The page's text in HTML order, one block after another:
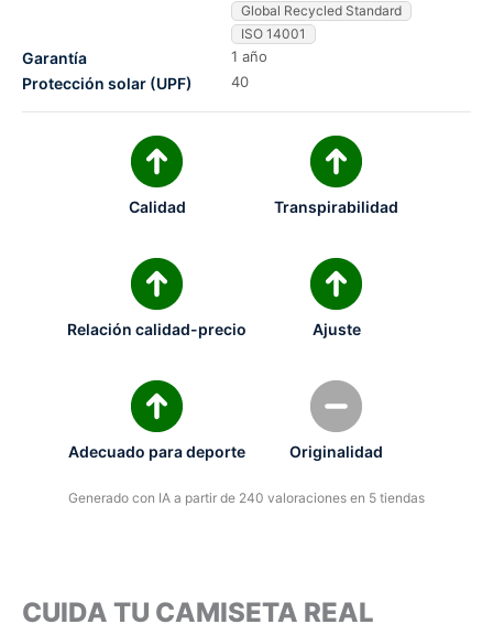
Global Recycled Standard
ISO 14001
Garantía 1 año
Protección solar (UPF) 40
Calidad Transpirabilidad
Relación calidad-precio Ajuste
Adecuado para deporte Originalidad
Generado con IA a partir de 240 valoraciones en 5 tiendas
CUIDA TU CAMISETA REAL